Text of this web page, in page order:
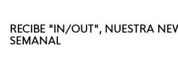
RECIBE "IN/OUT", NUESTRA
SEMANAL